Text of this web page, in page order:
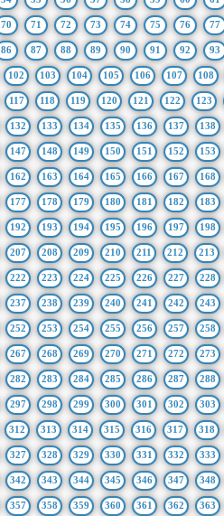
70 71 72 73 74 75 76 77
86 87 88 89 90 91 92 93
102 103 104 105 106 107 108
117 118 119 120 121 122 123
132 133 134 135 136 137 138
147 148 149 150 151 152 153
162 163 164 165 166 167 168
177 178 179 180 181 182 183
192 193 194 195 196 197 198
207 208 209 210 211 212 213
222 223 224 225 226 227 228
237 238 239 240 241 242 243
252 253 254 255 256 257 258
267 268 269 270 271 272 273
282 283 284 285 286 287 288
297 298 299 300 301 302 303
312 313 314 315 316 317 318
327 328 329 330 331 332 333
342 343 344 345 346 347 348
357 358 359 360 361 362 363